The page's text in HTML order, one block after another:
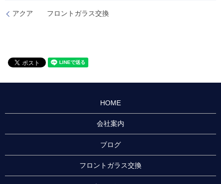
アクア フロントガラス交換
HOME
会社案内
ブログ
フロントガラス交換